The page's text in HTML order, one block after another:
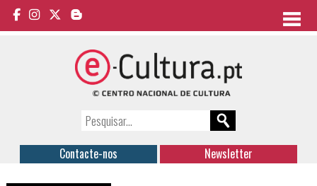
Contacte-nos Newsletter